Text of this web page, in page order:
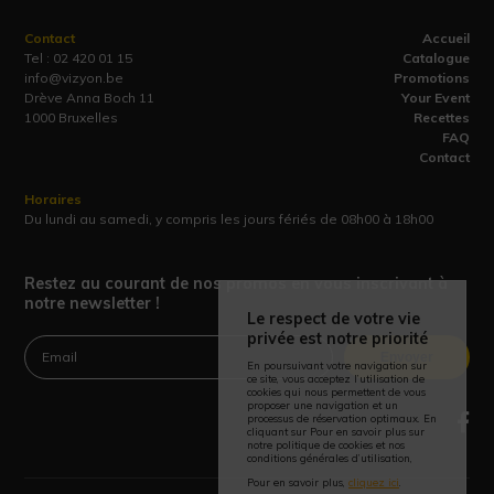
Accueil
Catalogue
Promotions
Your Event
Recettes
FAQ
Contact
Contact
Tel : 02 420 01 15
info@vizyon.be
Drève Anna Boch 11
1000 Bruxelles
Horaires
Du lundi au samedi, y compris les jours fériés de 08h00 à 18h00
Restez au courant de nos promos en vous inscrivant à
notre newsletter !
Le respect de votre vie
privée est notre priorité
En poursuivant votre navigation sur
ce site, vous acceptez l’utilisation de
cookies qui nous permettent de vous
proposer une navigation et un
processus de réservation optimaux. En
cliquant sur Pour en savoir plus sur
notre politique de cookies et nos
conditions générales d’utilisation,
Pour en savoir plus, cliquez ici